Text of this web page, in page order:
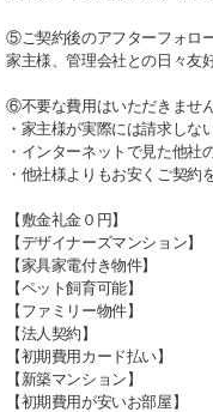
⑤ご契約後のアフターフォロ
家主様、管理会社との日々友
⑥不要な費用はいただきません
・家主様が実際には請求し
・インターネットで見た他
・他社様よりもお安くご契約
【敷金礼金０円】
【デザイナーズマンション】
【家具家電付き物件】
【ペット飼育可能】
【ファミリー物件】
【法人契約】
【初期費用カード払い】
【新築マンション】
【初期費用が安いお部屋】